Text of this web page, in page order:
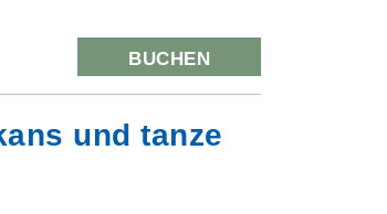
BUCHEN
und tanze